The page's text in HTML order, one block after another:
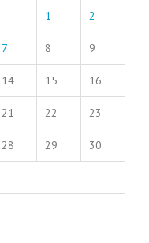
1 2
7 8 9
14 15 16
21 22 23
28 29 30